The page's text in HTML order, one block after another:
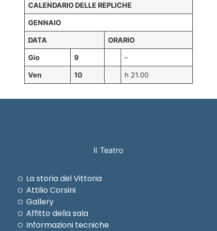
CALENDARIO DELLE REPLICHE
GENNAIO
DATA ORARIO
Gio 9 –
Ven 10 h 21.00
Il Teatro
La storia del Vittoria
Attilio Corsini
Gallery
Affitto della sala
Informazioni tecniche